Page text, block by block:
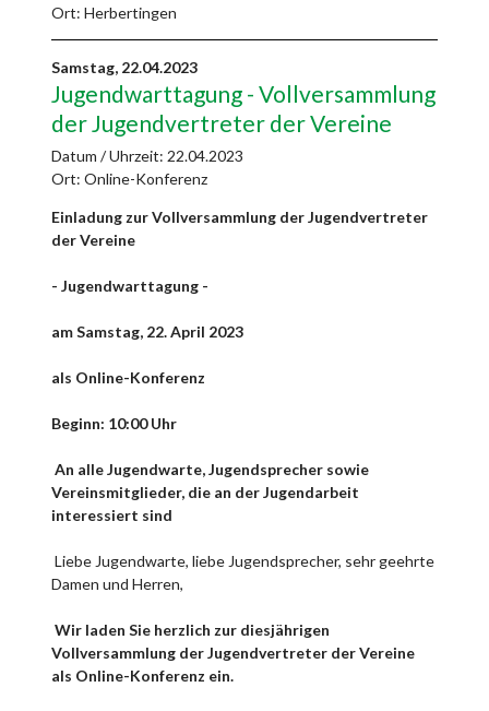
Ort: Herbertingen
Samstag, 22.04.2023
Jugendwarttagung - Vollversammlung
der Jugendvertreter der Vereine
Datum / Uhrzeit: 22.04.2023
Ort: Online-Konferenz
Einladung zur Vollversammlung der Jugendvertreter
der Vereine
- Jugendwarttagung -
am Samstag, 22. April 2023
als Online-Konferenz
Beginn: 10:00 Uhr
An alle Jugendwarte, Jugendsprecher sowie
Vereinsmitglieder, die an der Jugendarbeit
interessiert sind
Liebe Jugendwarte, liebe Jugendsprecher, sehr geehrte
Damen und Herren,
Wir laden Sie herzlich zur diesjährigen
Vollversammlung der Jugendvertreter der Vereine
als Online-Konferenz ein.